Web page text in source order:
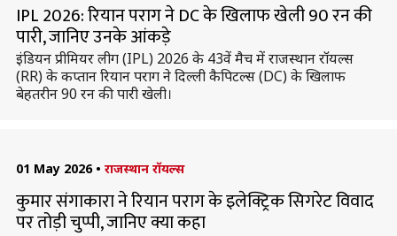
IPL 2026: रियान पराग ने DC के खिलाफ खेली 90 रन की
पारी, जानिए उनके आंकड़े
इंडियन प्रीमियर लीग (IPL) 2026 के 43वें मैच में राजस्थान रॉयल्स
(RR) के कप्तान रियान पराग ने दिल्ली कैपिटल्स (DC) के खिलाफ
बेहतरीन 90 रन की पारी खेली।
01 May 2026 • राजस्थान रॉयल्स
कुमार संगाकारा ने रियान पराग के इलेक्ट्रिक सिगरेट विवाद
पर तोड़ी चुप्पी, जानिए क्या कहा